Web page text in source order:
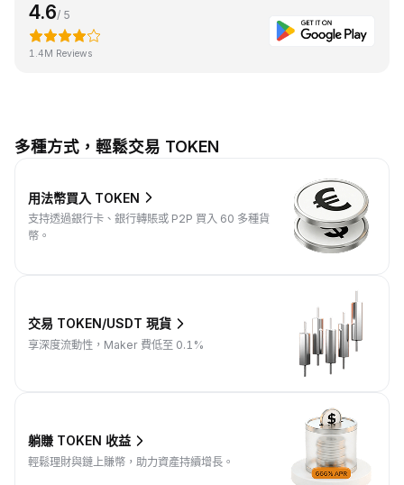
4.6/ 5
1.4M Reviews
多種方式，輕鬆交易 TOKEN
用法幣買入 TOKEN
支持透過銀行卡、銀行轉賬或 P2P 買入 60 多種貨
幣。
交易 TOKEN/USDT 現貨
享深度流動性，Maker 費低至 0.1%
躺賺 TOKEN 收益
輕鬆理財與鏈上賺幣，助力資產持續增長。